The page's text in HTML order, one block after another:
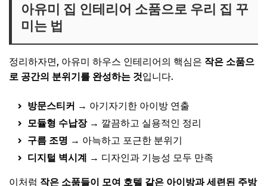
아유미 집 인테리어 소품으로 우리 집 꾸
미는 법
정리하자면, 아유미 하우스 인테리어의 핵심은 작은 소품으
로 공간의 분위기를 완성하는 것입니다.
방문스티커 → 아기자기한 아이방 연출
모듈형 수납장→ 깔끔하고 실용적인 정리
구름 조명 → 아늑하고 포근한 분위기
디지털 벽시계 → 디자인과 기능성 모두 만족
이처럼 작은 소품들이 모여 호텔 같은 아이방과 세련된 주방